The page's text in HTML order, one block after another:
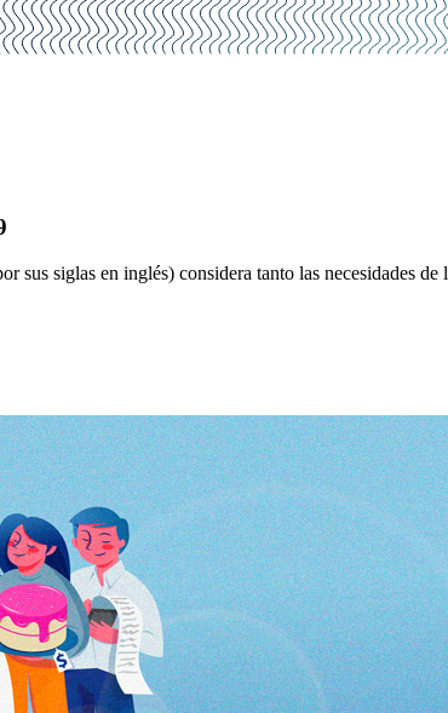
siglas en inglés) considera tanto las necesidades de